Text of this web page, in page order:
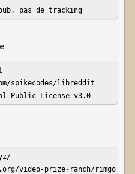
pas de tracking
spikecodes/libreddit
Public License v3.0
video-prize-ranch/rimgo